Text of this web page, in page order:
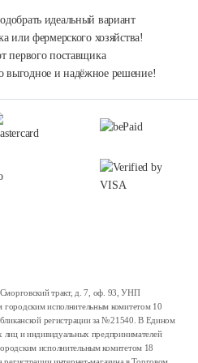
идеальный вариант
или фермерского хозяйства!
первого поставщика
и надёжное решение!
тракт, д. 7, оф. 93, УНП
исполнительным комитетом 10
регистрации за №21540. В Едином
лиц и индивидуальных предпринимателей
исполнительным комитетом 18